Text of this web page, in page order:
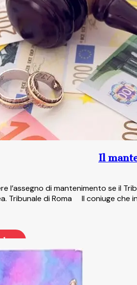
Il
l’assegno di mantenimento se il
Tribunale di Roma Il coniuge che